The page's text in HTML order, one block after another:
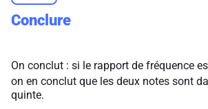
Conclure
On conclut : si le rapport de fréquence
on en conclut que les deux notes sont
quinte.